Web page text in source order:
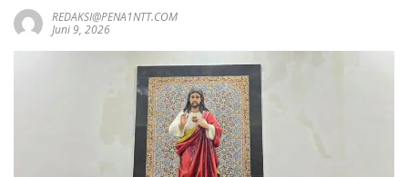
REDAKSI@PENA1NTT.COM
Juni 9, 2026